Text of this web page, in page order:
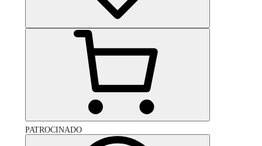
PATROCINADO